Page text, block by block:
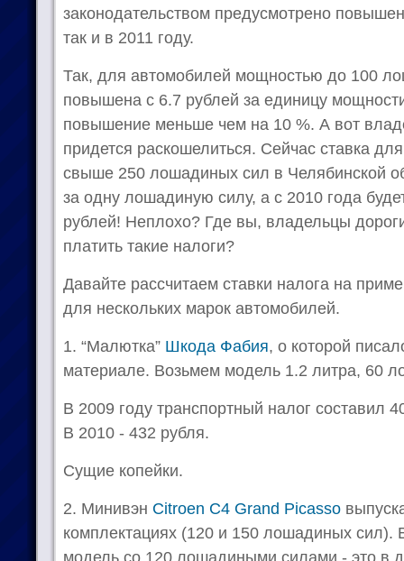
законодательством предусмотрено
так и в 2011 году.
Так, для автомобилей мощностью до 100
повышена с 6.7 рублей за единицу
повышение меньше чем на 10 %. А вот
придется раскошелиться. Сейчас ставка
свыше 250 лошадиных сил в Челябинской
за одну лошадиную силу, а с 2010 года
рублей! Неплохо? Где вы, владельцы
платить такие налоги?
Давайте рассчитаем ставки налога на
для нескольких марок автомобилей.
1. “Малютка” Шкода Фабия, о которой
материале. Возьмем модель 1.2 литра, 60
В 2009 году транспортный налог составил
В 2010 - 432 рубля.
Сущие копейки.
2. Минивэн Citroen C4 Grand Picasso
комплектациях (120 и 150 лошадиных сил).